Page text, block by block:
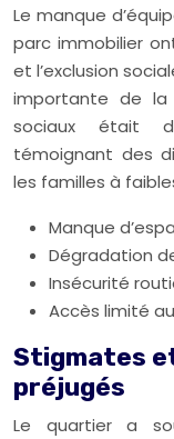
Le manque
parc immobilier
et l’exclusion
importante de la
sociaux était
témoignant des
les familles à
Manque
Dégradation
Insécurité
Accès limité
Stigmates
préjugés
Le quartier a